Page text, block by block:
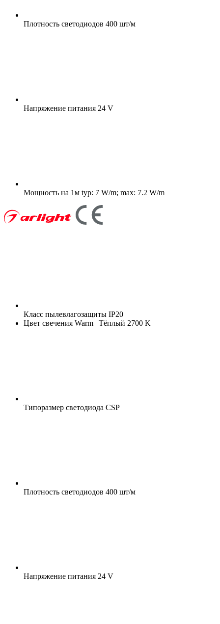
Плотность светодиодов 400 шт/м
Напряжение питания 24 V
Мощность на 1м typ: 7 W/m; max: 7.2 W/m
Класс пылевлагозащиты IP20
Цвет свечения Warm | Тёплый 2700 K
Типоразмер светодиода CSP
Плотность светодиодов 400 шт/м
Напряжение питания 24 V